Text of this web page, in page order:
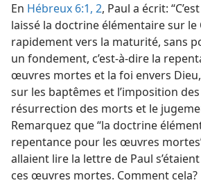
En Hébreux 6:1, 2, Paul a écrit:
laissé la doctrine élémentaire sur le
rapidement vers la maturité, sans
un fondement, c’est-à-dire la
œuvres mortes et la foi envers
sur les baptêmes et l’imposition
résurrection des morts et le
Remarquez que “la doctrine
repentance pour les œuvres
allaient lire la lettre de Paul
ces œuvres mortes. Comment cela?